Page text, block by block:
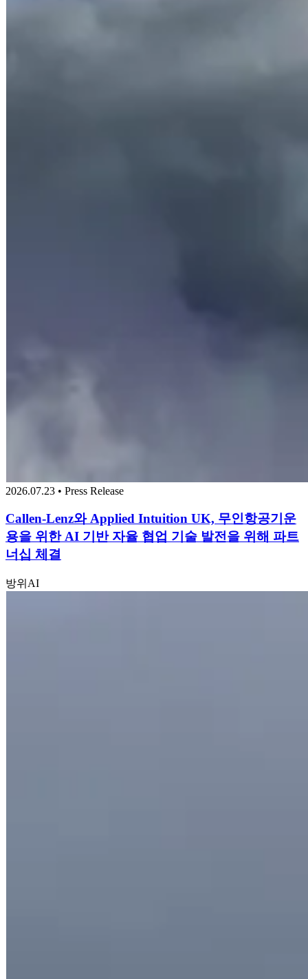
2026.07.23 • Press Release
Callen-Lenz와 Applied Intuition UK, 무인항공기운
용을 위한 AI 기반 자율 협업 기술 발전을 위해 파트
너십 체결
방위 AI